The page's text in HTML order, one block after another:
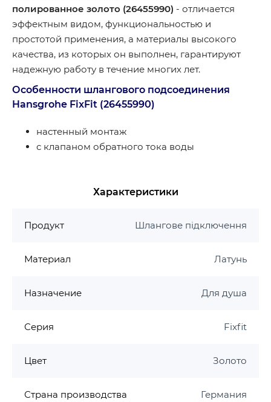
полированное золото (26455990) - отличается
эффектным видом, функциональностью и
простотой применения, а материалы высокого
качества, из которых он выполнен, гарантируют
надежную работу в течение многих лет.
Особенности шлангового подсоединения
Hansgrohe FixFit (26455990)
настенный монтаж
с клапаном обратного тока воды
Характеристики
Продукт Шлангове підключення
Материал Латунь
Назначение Для душа
Серия Fixfit
Цвет Золото
Страна производства Германия